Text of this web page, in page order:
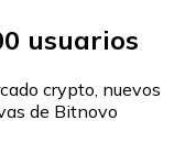
usuarios
crypto, nuevos
de Bitnovo